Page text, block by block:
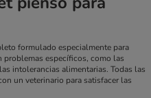
formulado especialmente para
problemas específicos, como las
intolerancias alimentarias. Todas las
un veterinario para satisfacer las